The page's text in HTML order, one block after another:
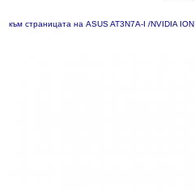
към страницата на ASUS AT3N7A-I /NVIDIA ION